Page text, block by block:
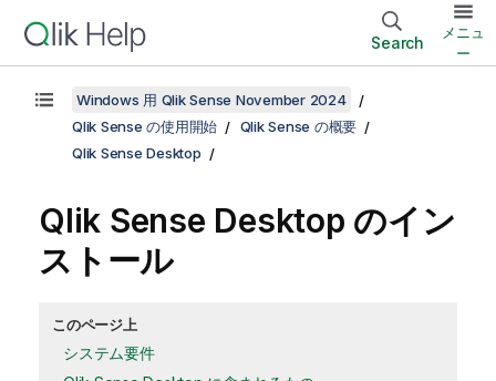
Search
メニュ
ー
Windows 用 Qlik Sense November 2024
Qlik Sense の使用開始
Qlik Sense の概要
Qlik Sense Desktop
Qlik Sense Desktop のイン
ストール
このページ上
システム要件